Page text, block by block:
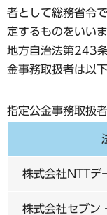
者として総務省令
定するものをいいま
地方自治法第243
金事務取扱者は以
指定公金事務取扱
株式会社NTTデ
株式会社セブン